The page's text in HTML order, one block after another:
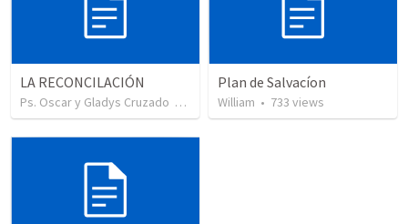
LA RECONCILACIÓN
Ps. Oscar y Gladys Cruzado 4 views
Plan de Salvacíon
William • 733 views